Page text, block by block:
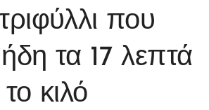
που
τα 17 λεπτά
το κιλό